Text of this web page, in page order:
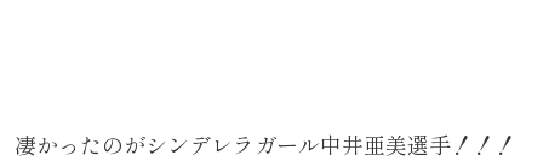
凄かったのがシンデレラガール中井亜美選手！！！